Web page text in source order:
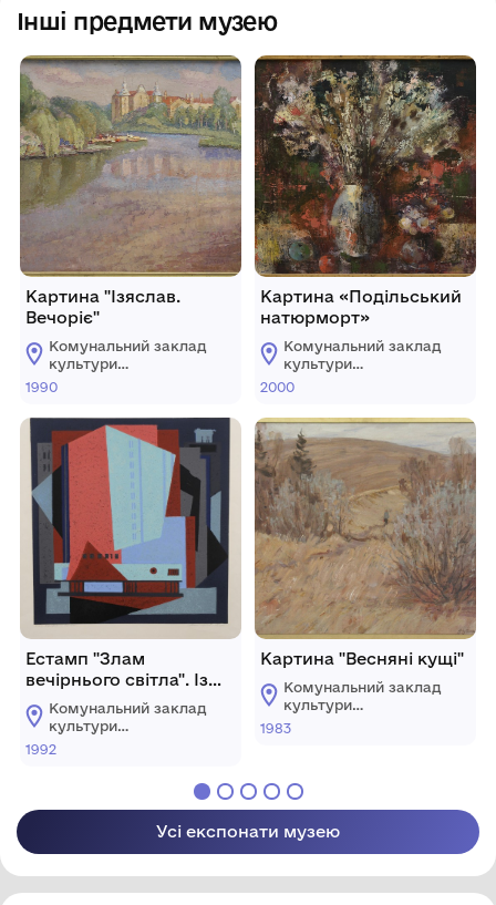
Інші предмети музею
Картина "Ізяслав.
Вечоріє"
Комунальний заклад
культури
"Хмельницький
музей"
1990
Естамп "Злам
вечірнього світла". Із
серії "Ритми. Київ"
Комунальний заклад
культури
"Хмельницький
1992
Картина «Подільський
натюрморт»
Комунальний заклад
культури
"Хмельницький
музей"
2000
Картина "Весняні кущі"
Комунальний заклад
культури
"Хмельницький
1983
Усі експонати музею